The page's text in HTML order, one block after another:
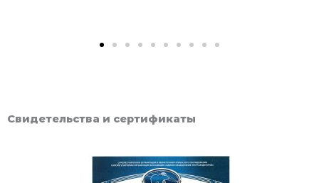
Свидетельства и сертификаты